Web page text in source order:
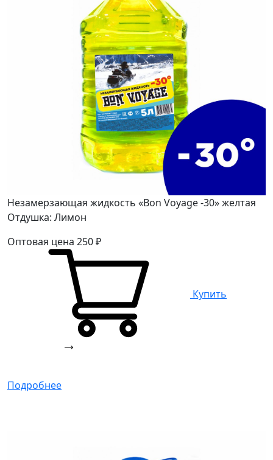
Незамерзающая жидкость «Bon Voyage -30» желтая
Отдушка: Лимон
Оптовая цена 250₽
Купить
Подробнее